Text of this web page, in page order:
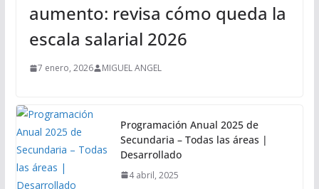
aumento: revisa cómo queda la
escala salarial 2026
7 enero, 2026 MIGUEL ANGEL
Programación Anual 2025 de
Secundaria – Todas las áreas |
Desarrollado
4 abril, 2025